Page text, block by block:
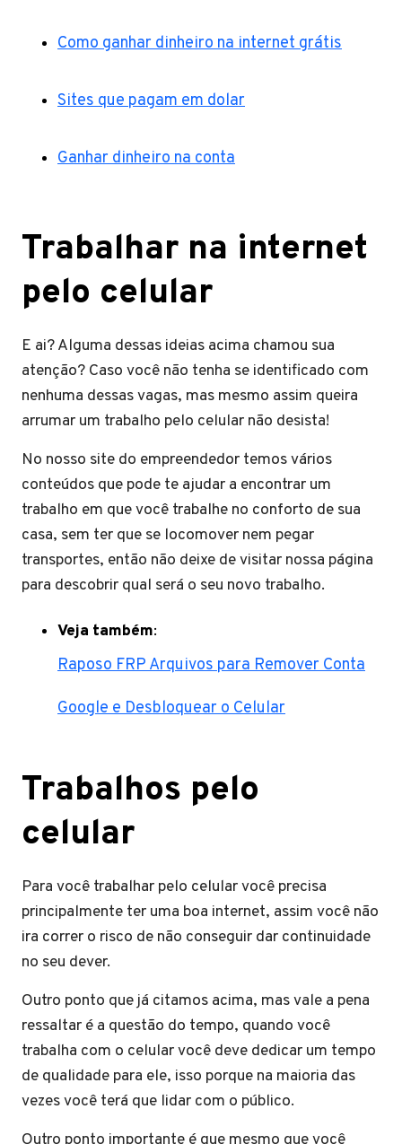
Como ganhar dinheiro na internet grátis
Sites que pagam em dolar
Ganhar dinheiro na conta
Trabalhar na internet
pelo celular
E ai? Alguma dessas ideias acima chamou sua
atenção? Caso você não tenha se identificado com
nenhuma dessas vagas, mas mesmo assim queira
arrumar um trabalho pelo celular não desista!
No nosso site do empreendedor temos vários
conteúdos que pode te ajudar a encontrar um
trabalho em que você trabalhe no conforto de sua
casa, sem ter que se locomover nem pegar
transportes, então não deixe de visitar nossa página
para descobrir qual será o seu novo trabalho.
Veja também:
Raposo FRP Arquivos para Remover Conta
Google e Desbloquear o Celular
Trabalhos pelo
celular
Para você trabalhar pelo celular você precisa
principalmente ter uma boa internet, assim você não
ira correr o risco de não conseguir dar continuidade
no seu dever.
Outro ponto que já citamos acima, mas vale a pena
ressaltar é a questão do tempo, quando você
trabalha com o celular você deve dedicar um tempo
de qualidade para ele, isso porque na maioria das
vezes você terá que lidar com o público.